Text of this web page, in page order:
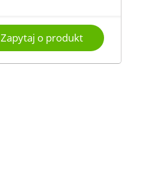
Zapytaj o produkt